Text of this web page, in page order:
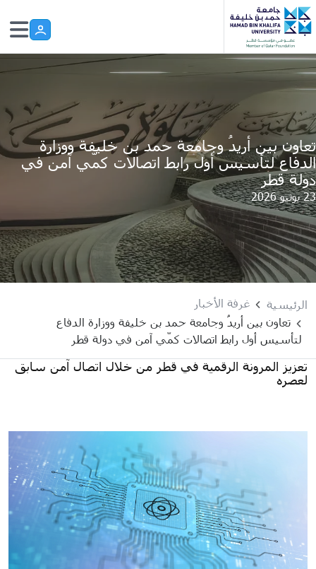
Skip to main content
تعاون بين أريدُ وجامعة حمد بن خليفة ووزارة
الدفاع لتأسيس أول رابط اتصالات كمّي آمن في
دولة قطر
23 يونيو 2026
الرئيسية
غرفة الأخبار
تعاون بين أريدُ وجامعة حمد بن خليفة ووزارة الدفاع
لتأسيس أول رابط اتصالات كمّي آمن في دولة قطر
تعزيز المرونة الرقمية في قطر من خلال اتصال آمن سابق
لعصره